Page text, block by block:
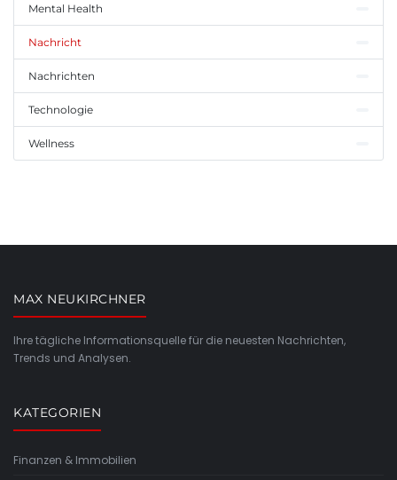
Mental Health
Nachricht
Nachrichten
Technologie
Wellness
MAX NEUKIRCHNER
Ihre tägliche Informationsquelle für die neuesten Nachrichten,
Trends und Analysen.
KATEGORIEN
Finanzen & Immobilien